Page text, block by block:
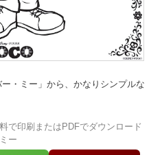
・ミー」から、かなりシンプルな
で印刷またはPDFでダウンロード
ー